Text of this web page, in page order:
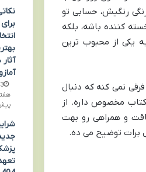
رنگیش، حسابی تو
کننده باشه، بلکه
یکی از محبوب ترین
نمی کنه که دنبال
مخصوص داره. از
و همراهی رو بهت
برات توضیح می ده.
برای
آثار
3